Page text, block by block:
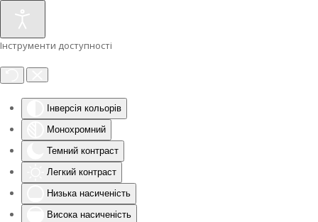
Інструменти доступності
Інверсія кольорів
Монохромний
Темний контраст
Легкий контраст
Низька насиченість
Висока насиченість